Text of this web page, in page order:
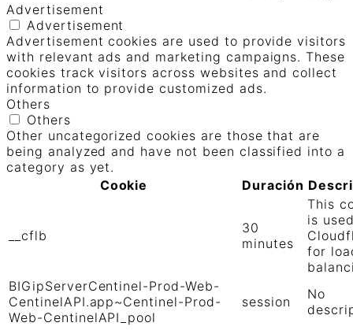
Advertisement
Advertisement
Advertisement cookies are used to provide visitors
with relevant ads and marketing campaigns. These
cookies track visitors across websites and collect
information to provide customized ads.
Others
Others
Other uncategorized cookies are those that are
being analyzed and have not been classified into a
category as yet.
Cookie
Duración
__cflb
30
minutes
This
is
for
BIGipServerCentinel-Prod-Web-
CentinelAPI.app~Centinel-Prod-
Web-CentinelAPI_pool
session
No